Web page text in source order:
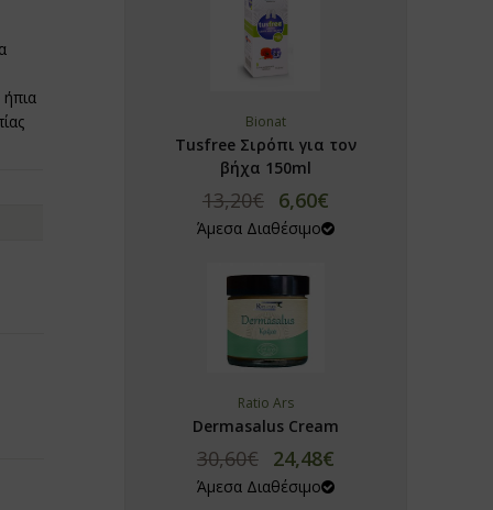
Bionat
Tusfree Σιρόπι για τον
βήχα 150ml
13,20€ 6,60€
Άμεσα Διαθέσιμο
Ratio Ars
Dermasalus Cream
30,60€ 24,48€
Άμεσα Διαθέσιμο